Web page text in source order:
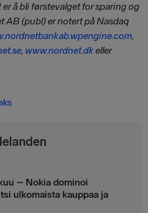
å bli førstevalget for sparing og
AB (publ) er notert på Nasdaq
,
, www.nordnet.dkeller
– Nokia dominoi
ulkomaista kauppaa ja